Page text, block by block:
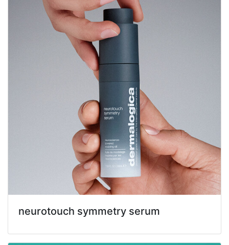
neurotouch symmetry serum